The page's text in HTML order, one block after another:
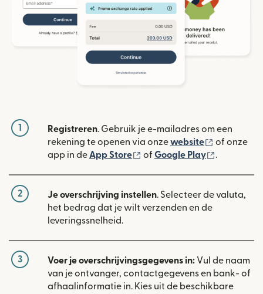
1 Registreren. Gebruik je e-mailadres om een
rekening te openen via onzewebsite (wordt
of onze
app in deApp Store (wordt geopend in een
of Google Play (wordt
.
2 Je overschrijving instellen. Selecteer de valuta,
het bedrag dat je wilt verzenden en de
leveringssnelheid.
3 Voer je overschrijvingsgegevens in: Vul de naam
van je ontvanger, contactgegevens en bank- of
afhaalinformatie in. Kies uit de beschikbare